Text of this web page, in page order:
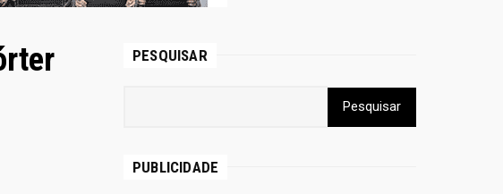
PESQUISAR
PUBLICIDADE